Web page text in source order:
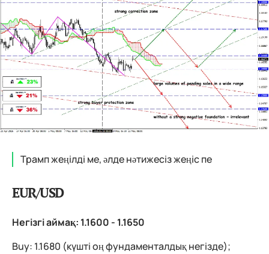
Трамп жеңілді ме, әлде нәтижесіз жеңіс пе
EUR/USD
Негізгі аймақ: 1.1600 - 1.1650
Buy: 1.1680 (күшті оң фундаменталдық негізде);